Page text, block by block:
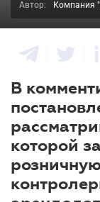
Автор: Компания
В
которой